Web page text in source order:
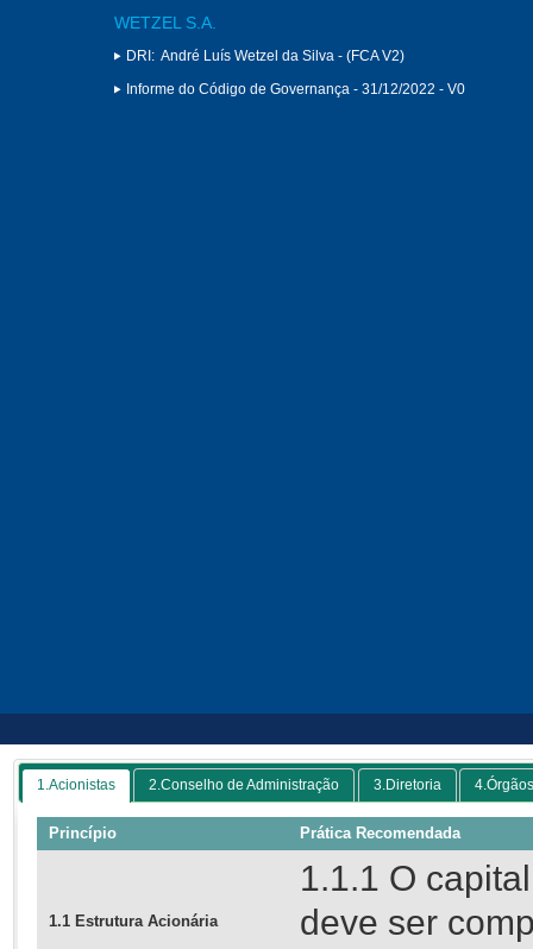
WETZEL S.A.
DRI: André Luís Wetzel da Silva - (FCA V2)
Informe do Código de Governança - 31/12/2022 - V0